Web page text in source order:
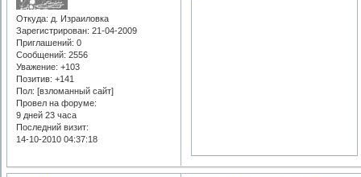
Откуда: д. Израиловка
Зарегистрирован: 21-04-2009
Приглашений: 0
Сообщений: 2556
Уважение: +103
Позитив: +141
Пол: [взломанный сайт]
Провел на форуме:
9 дней 23 часа
Последний визит:
14-10-2010 04:37:18